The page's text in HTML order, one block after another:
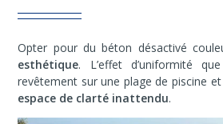
Opter pour du béton désactivé
esthétique. L’effet d’uniformité
revêtement sur une plage de piscine
espace de clarté inattendu.